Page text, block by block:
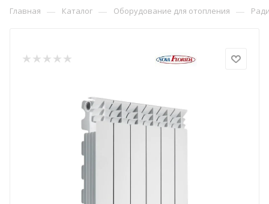
Главная — Каталог — Оборудование для отопления —